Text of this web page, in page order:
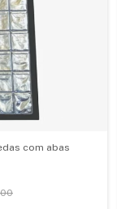
com abas